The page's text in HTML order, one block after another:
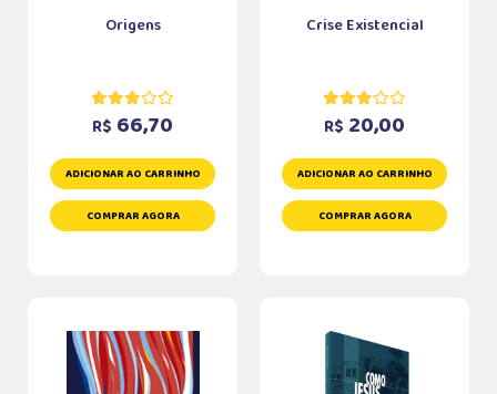
Origens
R$ 66,70
ADICIONAR AO CARRINHO
COMPRAR AGORA
Crise Existencial
R$ 20,00
ADICIONAR AO CARRINHO
COMPRAR AGORA